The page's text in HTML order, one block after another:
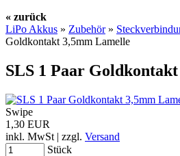
« zurück
LiPo Akkus » Zubehör»
Goldkontakt 3,5mm Lamelle
SLS 1 Paar
Swipe
1,30 EUR
inkl. MwSt | zzgl. Versand
Stück